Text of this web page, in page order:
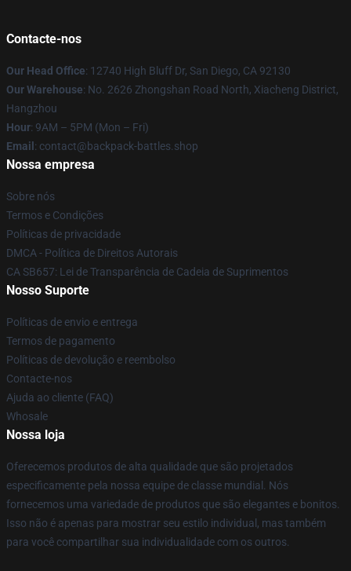
Contacte-nos
Our Head Office: 12740 High Bluff Dr, San Diego, CA 92130
Our Warehouse: No. 2626 Zhongshan Road North, Xiacheng District,
Hangzhou
Hour: 9AM – 5PM (Mon – Fri)
Email : contact@backpack-battles.shop
Nossa empresa
Sobre nós
Termos e Condições
Políticas de privacidade
DMCA - Política de Direitos Autorais
CA SB657: Lei de Transparência de Cadeia de Suprimentos
Nosso Suporte
Políticas de envio e entrega
Termos de pagamento
Políticas de devolução e reembolso
Contacte-nos
Ajuda ao cliente (FAQ)
Whosale
Nossa loja
Oferecemos produtos de alta qualidade que são projetados
especificamente pela nossa equipe de classe mundial. Nós
fornecemos uma variedade de produtos que são elegantes e bonitos.
Isso não é apenas para mostrar seu estilo individual, mas também
para você compartilhar sua individualidade com os outros.